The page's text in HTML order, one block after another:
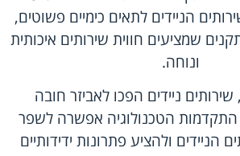
הניידים לתאים כימיים פשוטים,
שמציעים חווית שירותים איכותית
ונוחה.
ניידים הפכו לאביזר חובה
התקדמות הטכנולוגיה אפשרה לשפר
הניידים ולהציע פתרונות ידידותיים